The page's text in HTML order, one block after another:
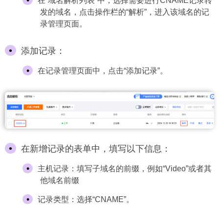
发的域名，点击操作栏的“解析”，进入该域名的记
录管理页面。
添加记录：
在记录管理页面中，点击“添加记录”。
在新增记录的表单中，填写以下信息：
主机记录：填写子域名的前缀，例如“Video”或者其
他域名前缀
记录类型：选择“CNAME”。